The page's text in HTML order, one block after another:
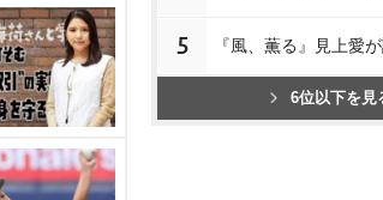
5 『風、薫る』見上愛
6位以下を見